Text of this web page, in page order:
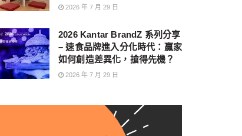
2026 年 7 月 29 日
2026 Kantar BrandZ 系列分享
– 速食品牌進入分化時代：贏家
如何創造差異化，搶得先機？
2026 年 7 月 29 日